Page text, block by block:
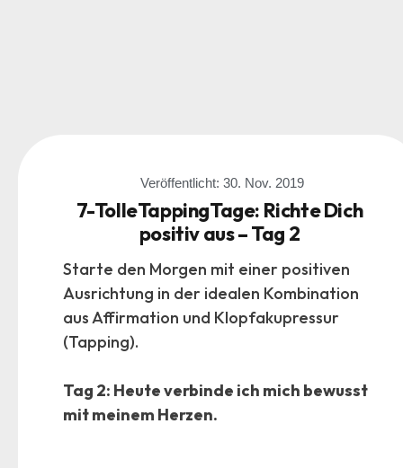
Veröffentlicht: 30. Nov. 2019
7-TolleTappingTage: Richte Dich
positiv aus – Tag 2
Starte den Morgen mit einer positiven
Ausrichtung in der idealen Kombination
aus Affirmation und Klopfakupressur
(Tapping).
Tag 2: Heute verbinde ich mich bewusst
mit meinem Herzen.